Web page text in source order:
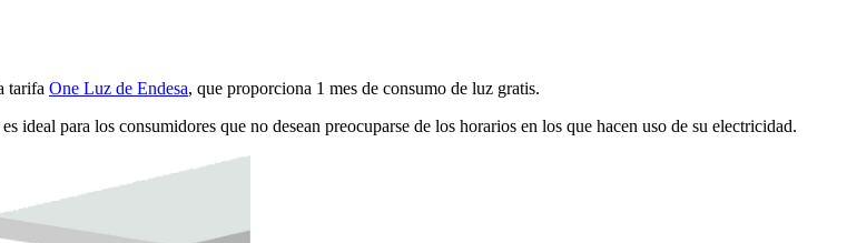
tarifa One Luz de Endesa, que proporciona 1 mes de consumo de luz gratis.
para los consumidores que no desean preocuparse de los horarios en los que hacen uso de su electricidad.